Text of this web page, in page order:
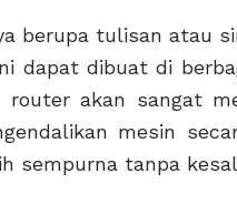
berupa tulisan atau
dapat dibuat di
akan sangat
mesin
sempurna tanpa